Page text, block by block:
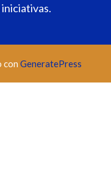
con GeneratePress